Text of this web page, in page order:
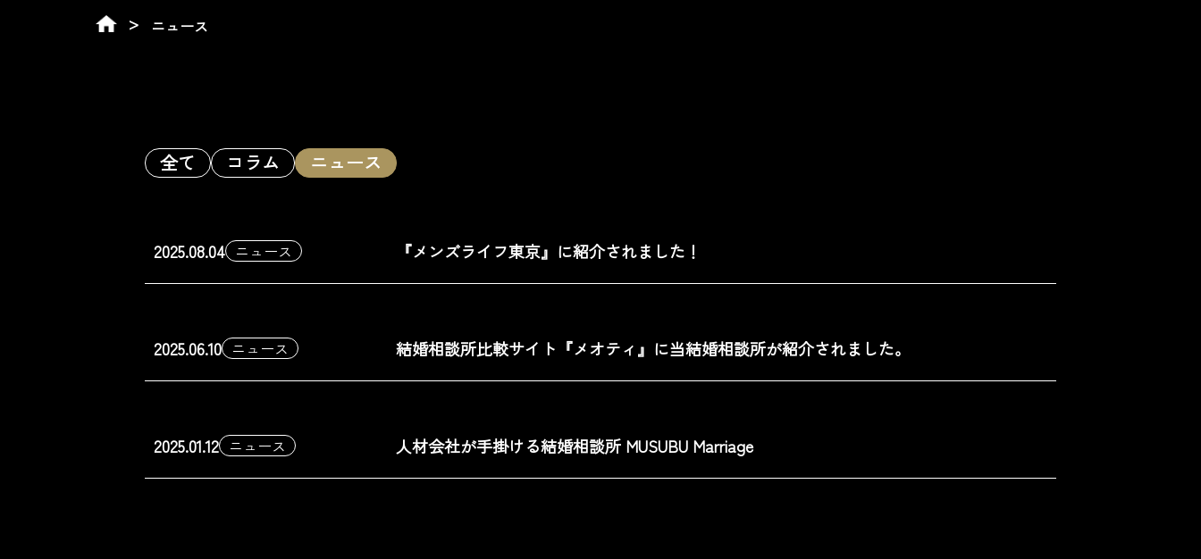
ニュース
全て コラム ニュース
2025.08.04 ニュース 『メンズライフ東京』に紹介されました！
2025.06.10 ニュース 結婚相談所比較サイト『メオティ』に当結婚相談所が紹介されました。
2025.01.12 ニュース 人材会社が手掛ける結婚相談所 MUSUBU Marriage